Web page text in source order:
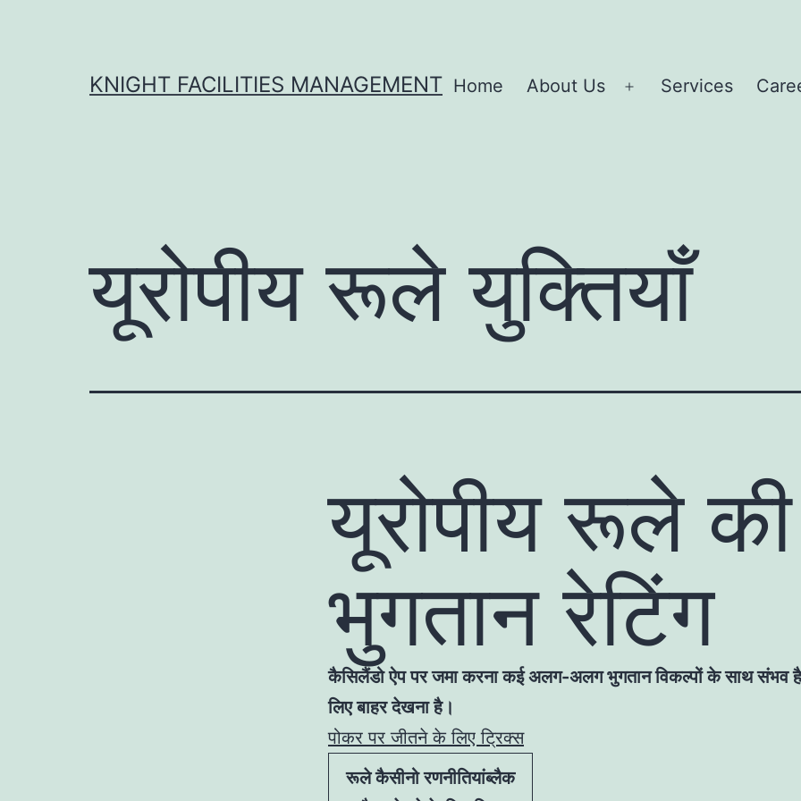
KNIGHT FACILITIES MANAGEMENT Home About Us
Open
Services
यूरोपीय रूले युक्तियाँ
यूरोपीय रूले की
भुगतान रेटिंग
कैसिलैंडो ऐप पर जमा करना कई अलग-अलग भुगतान विकल्पों के साथ संभव
लिए बाहर देखना है।
पोकर पर जीतने के लिए ट्रिक्स
रूले कैसीनो रणनीतियांब्लैक